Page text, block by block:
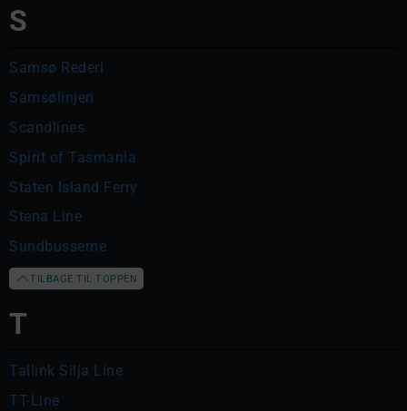
S
Samsø Rederi
Samsølinjen
Scandlines
Spirit of Tasmania
Staten Island Ferry
Stena Line
Sundbusserne
TILBAGE TIL TOPPEN
T
Tallink Silja Line
TT-Line